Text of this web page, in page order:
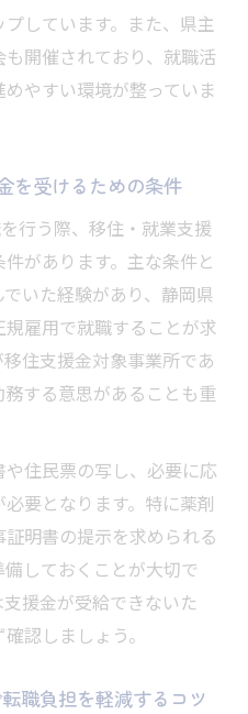
しています。また、県主
開催されており、就職活
やすい環境が整っていま
を受けるための条件
行う際、移住・就業支援
があります。主な条件と
いた経験があり、静岡県
雇用で就職することが求
住支援金対象事業所であ
する意思があることも重
住民票の写し、必要に応
要となります。特に薬剤
明書の提示を求められる
しておくことが大切で
援金が受給できないた
認しましょう。
職負担を軽減するコツ